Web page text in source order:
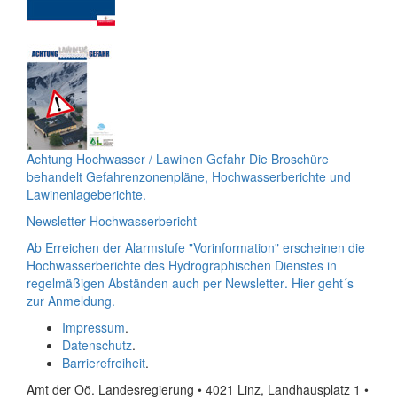
Achtung Hochwasser / Lawinen Gefahr Die Broschüre
behandelt Gefahrenzonenpläne, Hochwasserberichte und
Lawinenlageberichte.
Newsletter Hochwasserbericht
Ab Erreichen der Alarmstufe "Vorinformation" erscheinen die
Hochwasserberichte des Hydrographischen Dienstes in
regelmäßigen Abständen auch per Newsletter. Hier geht´s
zur Anmeldung.
Impressum.
Datenschutz.
Barrierefreiheit.
Amt der Oö. Landesregierung • 4021 Linz, Landhausplatz 1 •